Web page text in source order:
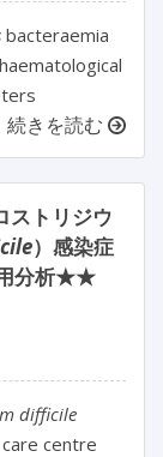
bacteraemia
続きを読む
ストリジウ
）感染症
用分析★★
difficile
centre